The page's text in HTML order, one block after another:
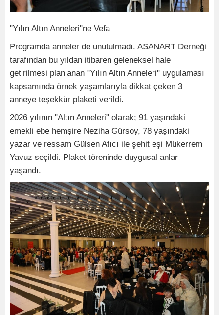
"Yılın Altın Anneleri"ne Vefa
Programda anneler de unutulmadı. ASANART Derneği
tarafından bu yıldan itibaren geleneksel hale
getirilmesi planlanan "Yılın Altın Anneleri" uygulaması
kapsamında örnek yaşamlarıyla dikkat çeken 3
anneye teşekkür plaketi verildi.
2026 yılının "Altın Anneleri" olarak; 91 yaşındaki
emekli ebe hemşire Neziha Gürsoy, 78 yaşındaki
yazar ve ressam Gülsen Atıcı ile şehit eşi Mükerrem
Yavuz seçildi. Plaket töreninde duygusal anlar
yaşandı.